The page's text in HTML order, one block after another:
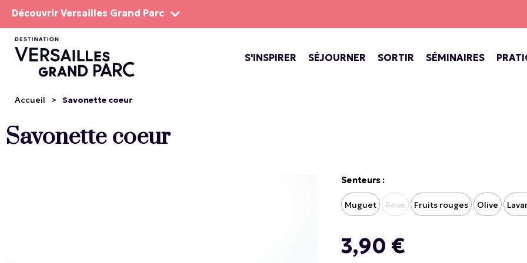
Découvrir Versailles Grand Parc
S'INSPIRER SÉJOURNER SORTIR SÉMINAIRES
Accueil > Savonette coeur
Savonette coeur
Senteurs :
Muguet Rose Fruits rouges Olive
3,90 €